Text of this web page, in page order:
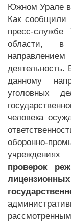
Южном Урале
Как сообщили
пресс-
области, в
данному
уголовных
человека
оборонно-
проверок